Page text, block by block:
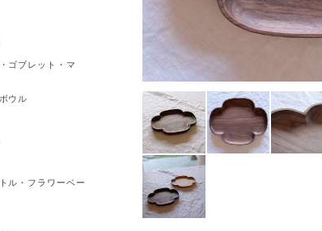
ゴブレット・マ
ウル
ル・フラワーベー